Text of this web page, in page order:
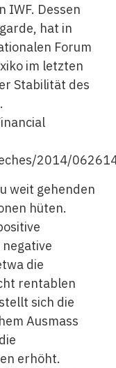
IWF. Dessen
hat in
Forum
im letzten
Stabilität des
2014/
weit gehenden
hüten.
die
rentablen
sich die
Ausmass
erhöht.